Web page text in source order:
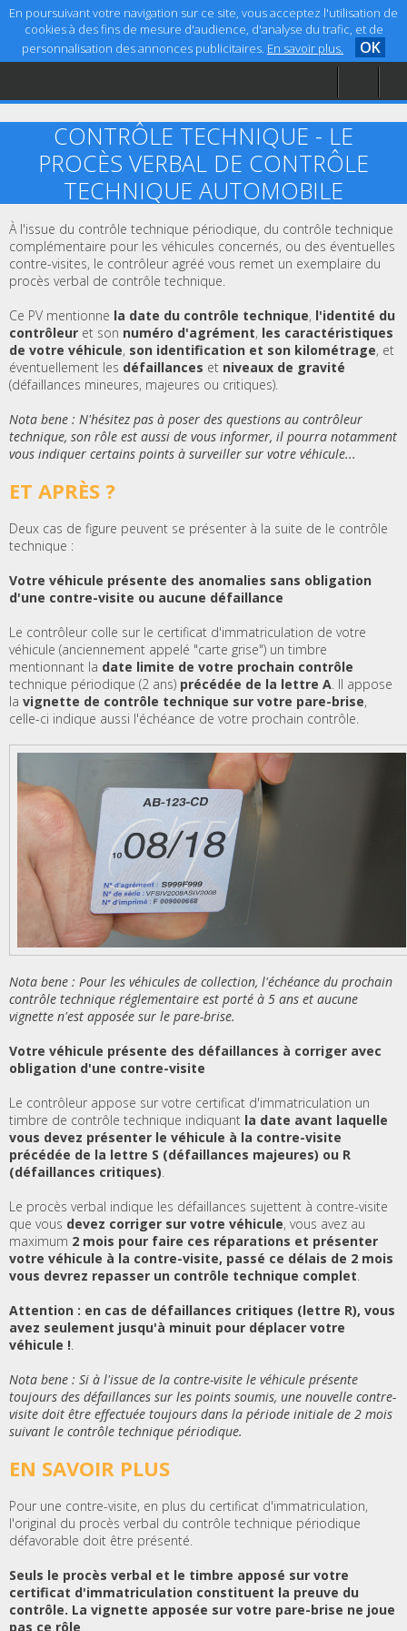
En poursuivant votre navigation sur ce site, vous acceptez l'utilisation de
cookies à des fins de mesure d'audience, d'analyse du trafic, et de
personnalisation des annonces publicitaires. En savoir plus. OK
Accueil
Aide
Mentions légales
CONTRÔLE TECHNIQUE - LE
PROCÈS VERBAL DE CONTRÔLE
TECHNIQUE AUTOMOBILE
À l'issue du contrôle technique périodique, du contrôle technique
complémentaire pour les véhicules concernés, ou des éventuelles
contre-visites, le contrôleur agréé vous remet un exemplaire du
procès verbal de contrôle technique.
Ce PV mentionne la date du contrôle technique, l'identité du
contrôleur et son numéro d'agrément, les caractéristiques
de votre véhicule, son identification et son kilométrage, et
éventuellement les défaillances et niveaux de gravité
(défaillances mineures, majeures ou critiques).
Nota bene : N'hésitez pas à poser des questions au contrôleur
technique, son rôle est aussi de vous informer, il pourra notamment
vous indiquer certains points à surveiller sur votre véhicule...
ET APRÈS ?
Deux cas de figure peuvent se présenter à la suite de le contrôle
technique :
Votre véhicule présente des anomalies sans obligation
d'une contre-visite ou aucune défaillance
Le contrôleur colle sur le certificat d'immatriculation de votre
véhicule (anciennement appelé "carte grise") un timbre
mentionnant la date limite de votre prochain contrôle
technique périodique (2 ans) précédée de la lettre A. Il appose
la vignette de contrôle technique sur votre pare-brise,
celle-ci indique aussi l'échéance de votre prochain contrôle.
Nota bene : Pour les véhicules de collection, l'échéance du prochain
contrôle technique réglementaire est porté à 5 ans et aucune
vignette n'est apposée sur le pare-brise.
Votre véhicule présente des défaillances à corriger avec
obligation d'une contre-visite
Le contrôleur appose sur votre certificat d'immatriculation un
timbre de contrôle technique indiquant la date avant laquelle
vous devez présenter le véhicule à la contre-visite
précédée de la lettre S (défaillances majeures) ou R
(défaillances critiques).
Le procès verbal indique les défaillances sujettent à contre-visite
que vous devez corriger sur votre véhicule, vous avez au
maximum 2 mois pour faire ces réparations et présenter
votre véhicule à la contre-visite, passé ce délais de 2 mois
vous devrez repasser un contrôle technique complet.
Attention : en cas de défaillances critiques (lettre R), vous
avez seulement jusqu'à minuit pour déplacer votre
véhicule !.
Nota bene : Si à l'issue de la contre-visite le véhicule présente
toujours des défaillances sur les points soumis, une nouvelle contre-
visite doit être effectuée toujours dans la période initiale de 2 mois
suivant le contrôle technique périodique.
EN SAVOIR PLUS
Pour une contre-visite, en plus du certificat d'immatriculation,
l'original du procès verbal du contrôle technique périodique
défavorable doit être présenté.
Seuls le procès verbal et le timbre apposé sur votre
certificat d'immatriculation constituent la preuve du
contrôle. La vignette apposée sur votre pare-brise ne joue
pas ce rôle